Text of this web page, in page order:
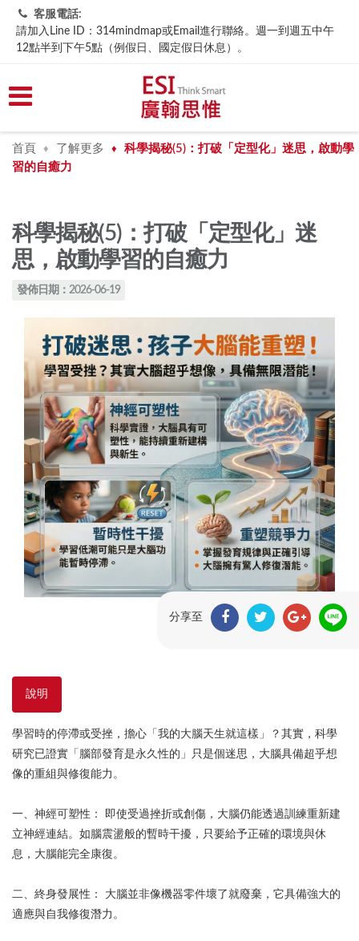
客服電話:
請加入Line ID：314mindmap或Email進行聯絡。週一到週五中午
12點半到下午5點（例假日、國定假日休息）。
首頁 ♦ 了解更多 ♦
科學揭秘(5)：打破「定型化」迷思，啟動學
習的自癒力
科學揭秘(5)：打破「定型化」迷
思，啟動學習的自癒力
發佈日期：2026-06-19
分享至
說明
學習時的停滯或受挫，擔心「我的大腦天生就這樣」？其實，科學
研究已證實「腦部發育是永久性的」只是個迷思，大腦具備超乎想
像的重組與修復能力。
一、神經可塑性： 即使受過挫折或創傷，大腦仍能透過訓練重新建
立神經連結。如腦震盪般的暫時干擾，只要給予正確的環境與休
息，大腦能完全康復。
二、終身發展性： 大腦並非像機器零件壞了就廢棄，它具備強大的
適應與自我修復潛力。